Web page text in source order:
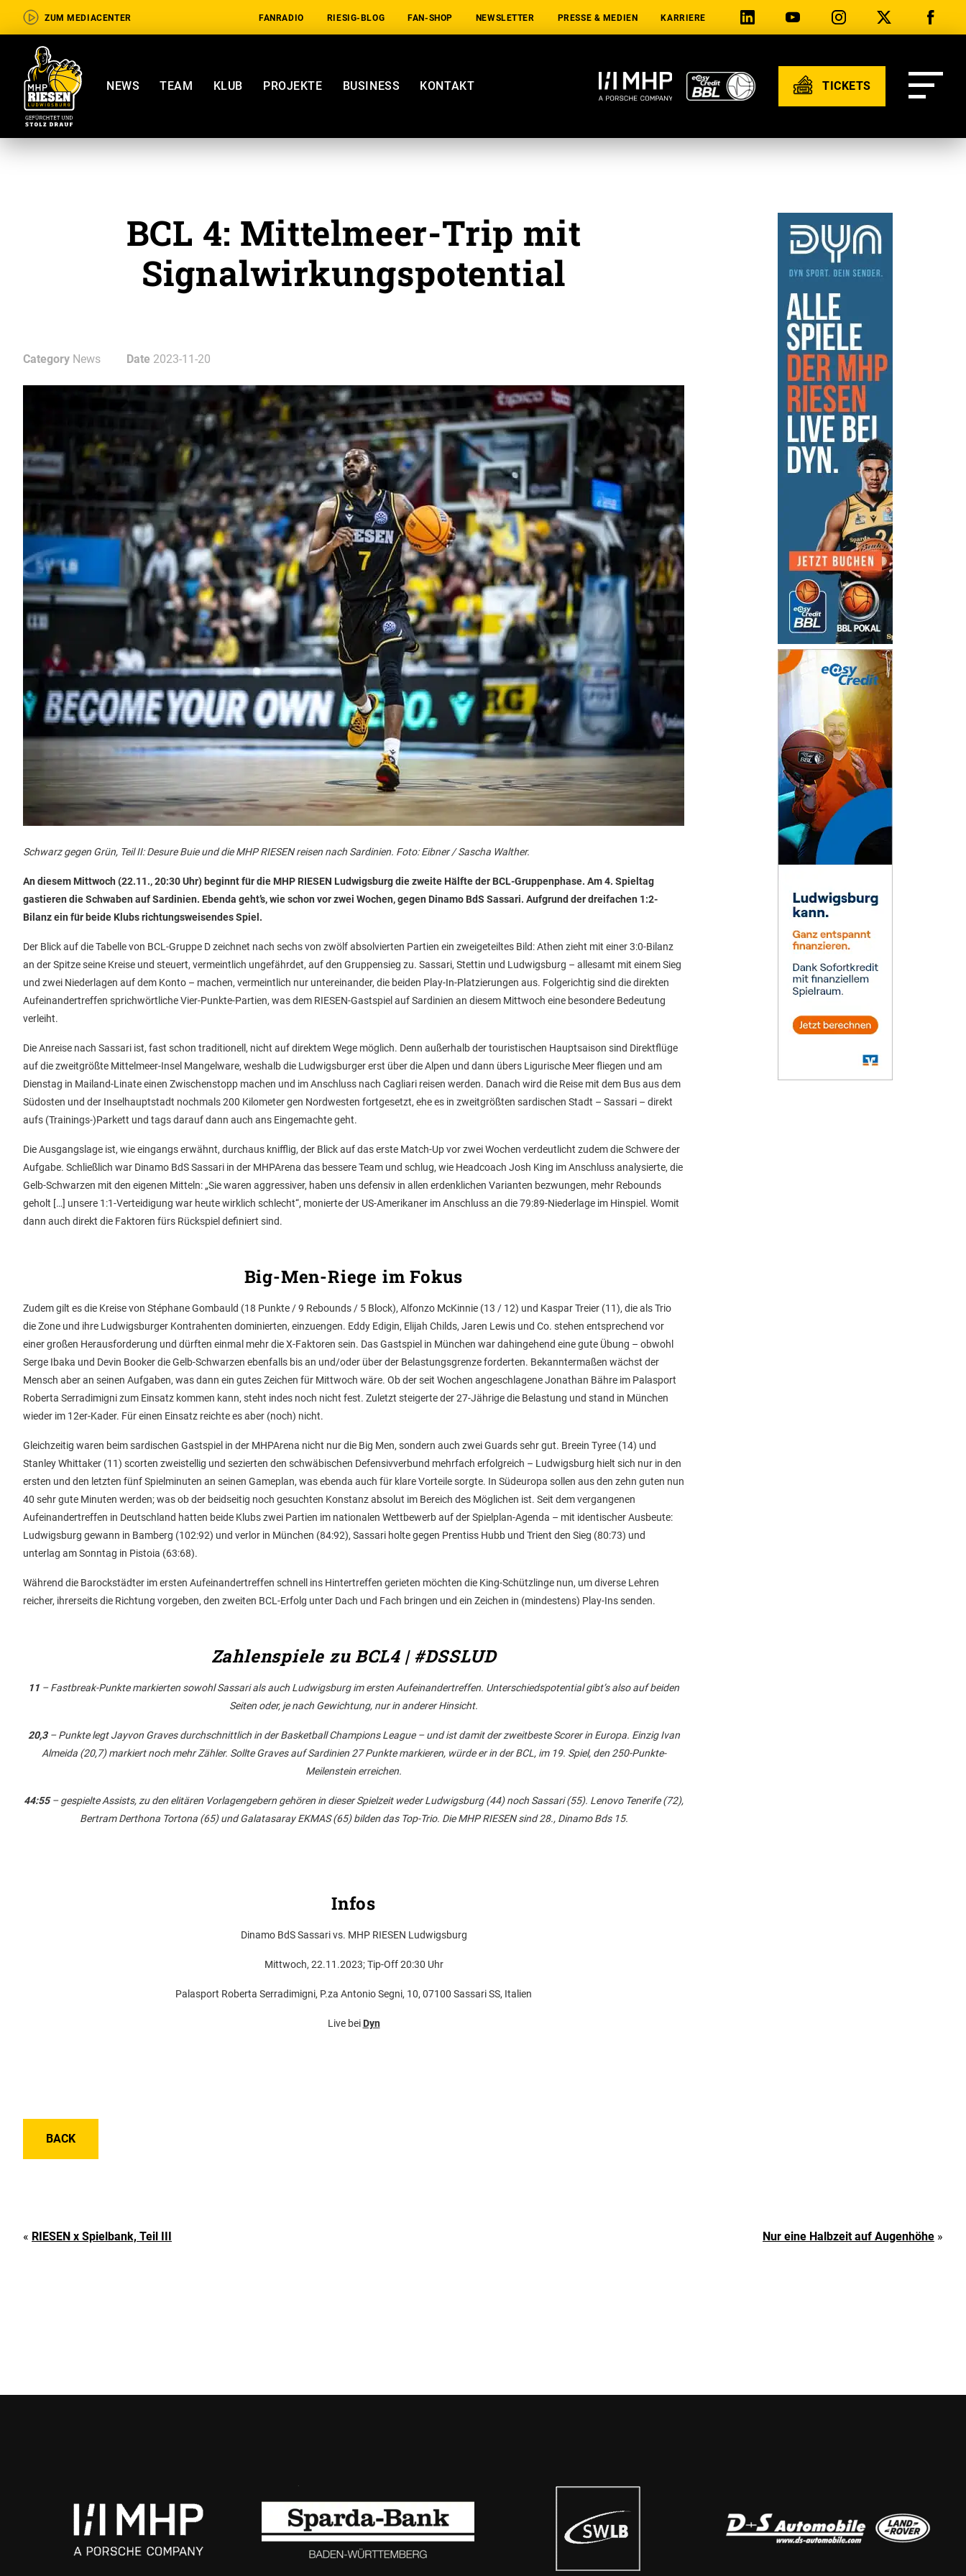
ZUM MEDIACENTER FANRADIO RIESIG-BLOG FAN-SHOP NEWSLETTER PRESSE & MEDIEN KARRIERE
NEWS TEAM KLUB PROJEKTE BUSINESS KONTAKT TICKETS
BCL 4: Mittelmeer-Trip mit
Signalwirkungspotential
Category News Date 2023-11-20
Schwarz gegen Grün, Teil II: Desure Buie und die MHP RIESEN reisen nach Sardinien. Foto: Eibner / Sascha Walther.
An diesem Mittwoch (22.11., 20:30 Uhr) beginnt für die MHP RIESEN Ludwigsburg die zweite Hälfte der BCL-Gruppenphase. Am 4. Spieltag
gastieren die Schwaben auf Sardinien. Ebenda geht’s, wie schon vor zwei Wochen, gegen Dinamo BdS Sassari. Aufgrund der dreifachen 1:2-
Bilanz ein für beide Klubs richtungsweisendes Spiel.
Der Blick auf die Tabelle von BCL-Gruppe D zeichnet nach sechs von zwölf absolvierten Partien ein zweigeteiltes Bild: Athen zieht mit einer 3:0-Bilanz
an der Spitze seine Kreise und steuert, vermeintlich ungefährdet, auf den Gruppensieg zu. Sassari, Stettin und Ludwigsburg – allesamt mit einem Sieg
und zwei Niederlagen auf dem Konto – machen, vermeintlich nur untereinander, die beiden Play-In-Platzierungen aus. Folgerichtig sind die direkten
Aufeinandertreffen sprichwörtliche Vier-Punkte-Partien, was dem RIESEN-Gastspiel auf Sardinien an diesem Mittwoch eine besondere Bedeutung
verleiht.
Die Anreise nach Sassari ist, fast schon traditionell, nicht auf direktem Wege möglich. Denn außerhalb der touristischen Hauptsaison sind Direktflüge
auf die zweitgrößte Mittelmeer-Insel Mangelware, weshalb die Ludwigsburger erst über die Alpen und dann übers Ligurische Meer fliegen und am
Dienstag in Mailand-Linate einen Zwischenstopp machen und im Anschluss nach Cagliari reisen werden. Danach wird die Reise mit dem Bus aus dem
Südosten und der Inselhauptstadt nochmals 200 Kilometer gen Nordwesten fortgesetzt, ehe es in zweitgrößten sardischen Stadt – Sassari – direkt
aufs (Trainings-)Parkett und tags darauf dann auch ans Eingemachte geht.
Die Ausgangslage ist, wie eingangs erwähnt, durchaus knifflig, der Blick auf das erste Match-Up vor zwei Wochen verdeutlicht zudem die Schwere der
Aufgabe. Schließlich war Dinamo BdS Sassari in der MHPArena das bessere Team und schlug, wie Headcoach Josh King im Anschluss analysierte, die
Gelb-Schwarzen mit den eigenen Mitteln: „Sie waren aggressiver, haben uns defensiv in allen erdenklichen Varianten bezwungen, mehr Rebounds
geholt […] unsere 1:1-Verteidigung war heute wirklich schlecht“, monierte der US-Amerikaner im Anschluss an die 79:89-Niederlage im Hinspiel. Womit
dann auch direkt die Faktoren fürs Rückspiel definiert sind.
Big-Men-Riege im Fokus
Zudem gilt es die Kreise von Stéphane Gombauld (18 Punkte / 9 Rebounds / 5 Block), Alfonzo McKinnie (13 / 12) und Kaspar Treier (11), die als Trio
die Zone und ihre Ludwigsburger Kontrahenten dominierten, einzuengen. Eddy Edigin, Elijah Childs, Jaren Lewis und Co. stehen entsprechend vor
einer großen Herausforderung und dürften einmal mehr die X-Faktoren sein. Das Gastspiel in München war dahingehend eine gute Übung – obwohl
Serge Ibaka und Devin Booker die Gelb-Schwarzen ebenfalls bis an und/oder über der Belastungsgrenze forderten. Bekanntermaßen wächst der
Mensch aber an seinen Aufgaben, was dann ein gutes Zeichen für Mittwoch wäre. Ob der seit Wochen angeschlagene Jonathan Bähre im Palasport
Roberta Serradimigni zum Einsatz kommen kann, steht indes noch nicht fest. Zuletzt steigerte der 27-Jährige die Belastung und stand in München
wieder im 12er-Kader. Für einen Einsatz reichte es aber (noch) nicht.
Gleichzeitig waren beim sardischen Gastspiel in der MHPArena nicht nur die Big Men, sondern auch zwei Guards sehr gut. Breein Tyree (14) und
Stanley Whittaker (11) scorten zweistellig und sezierten den schwäbischen Defensivverbund mehrfach erfolgreich – Ludwigsburg hielt sich nur in den
ersten und den letzten fünf Spielminuten an seinen Gameplan, was ebenda auch für klare Vorteile sorgte. In Südeuropa sollen aus den zehn guten nun
40 sehr gute Minuten werden; was ob der beidseitig noch gesuchten Konstanz absolut im Bereich des Möglichen ist. Seit dem vergangenen
Aufeinandertreffen in Deutschland hatten beide Klubs zwei Partien im nationalen Wettbewerb auf der Spielplan-Agenda – mit identischer Ausbeute:
Ludwigsburg gewann in Bamberg (102:92) und verlor in München (84:92), Sassari holte gegen Prentiss Hubb und Trient den Sieg (80:73) und
unterlag am Sonntag in Pistoia (63:68).
Während die Barockstädter im ersten Aufeinandertreffen schnell ins Hintertreffen gerieten möchten die King-Schützlinge nun, um diverse Lehren
reicher, ihrerseits die Richtung vorgeben, den zweiten BCL-Erfolg unter Dach und Fach bringen und ein Zeichen in (mindestens) Play-Ins senden.
Zahlenspiele zu BCL4 | #DSSLUD
11 – Fastbreak-Punkte markierten sowohl Sassari als auch Ludwigsburg im ersten Aufeinandertreffen. Unterschiedspotential gibt’s also auf beiden
Seiten oder, je nach Gewichtung, nur in anderer Hinsicht.
20,3– Punkte legt Jayvon Graves durchschnittlich in der Basketball Champions League – und ist damit der zweitbeste Scorer in Europa. Einzig Ivan
Almeida (20,7) markiert noch mehr Zähler. Sollte Graves auf Sardinien 27 Punkte markieren, würde er in der BCL, im 19. Spiel, den 250-Punkte-
Meilenstein erreichen.
44:55– gespielte Assists, zu den elitären Vorlagengebern gehören in dieser Spielzeit weder Ludwigsburg (44) noch Sassari (55). Lenovo Tenerife (72),
Bertram Derthona Tortona (65) und Galatasaray EKMAS (65) bilden das Top-Trio. Die MHP RIESEN sind 28., Dinamo Bds 15.
Infos
Dinamo BdS Sassari vs. MHP RIESEN Ludwigsburg
Mittwoch, 22.11.2023; Tip-Off 20:30 Uhr
Palasport Roberta Serradimigni, P.za Antonio Segni, 10, 07100 Sassari SS, Italien
Live bei Dyn
BACK
« RIESEN x Spielbank, Teil III Nur eine Halbzeit auf Augenhöhe »